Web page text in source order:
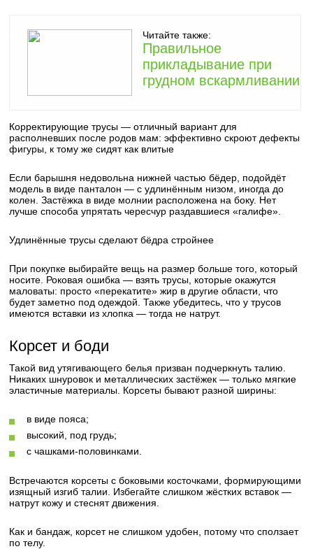
Читайте также:
Правильное
прикладывание при
грудном вскармливании
Корректирующие трусы — отличный вариант для
располневших после родов мам: эффективно скроют дефекты
фигуры, к тому же сидят как влитые
Если барышня недовольна нижней частью бёдер, подойдёт
модель в виде панталон — с удлинённым низом, иногда до
колен. Застёжка в виде молнии расположена на боку. Нет
лучше способа упрятать чересчур раздавшиеся «галифе».
Удлинённые трусы сделают бёдра стройнее
При покупке выбирайте вещь на размер больше того, который
носите. Роковая ошибка — взять трусы, которые окажутся
маловаты: просто «перекатите» жир в другие области, что
будет заметно под одеждой. Также убедитесь, что у трусов
имеются вставки из хлопка — тогда не натрут.
Корсет и боди
Такой вид утягивающего белья призван подчеркнуть талию.
Никаких шнуровок и металлических застёжек — только мягкие
эластичные материалы. Корсеты бывают разной ширины:
в виде пояса;
высокий, под грудь;
с чашками-половинками.
Встречаются корсеты с боковыми косточками, формирующими
изящный изгиб талии. Избегайте слишком жёстких вставок —
натрут кожу и стеснят движения.
Как и бандаж, корсет не слишком удобен, потому что сползает
по телу.